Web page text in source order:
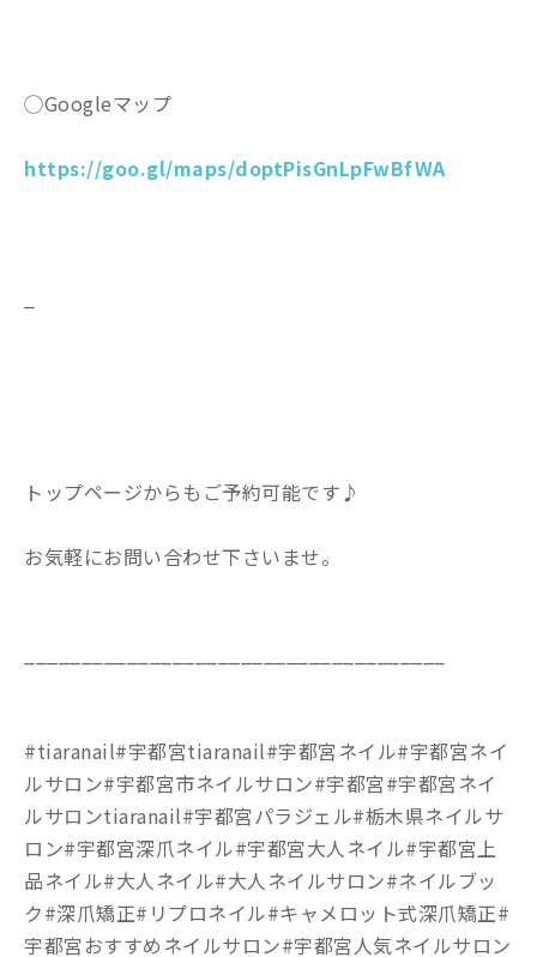
◯Googleマップ
https://goo.gl/maps/doptPisGnLpFwBfWA
トップページからもご予約可能です♪
お気軽にお問い合わせ下さいませ。
#tiaranail#宇都宮tiaranail#宇都宮ネイル#宇都宮ネイ
ルサロン#宇都宮市ネイルサロン#宇都宮#宇都宮ネイ
ルサロンtiaranail#宇都宮パラジェル#栃木県ネイルサ
ロン#宇都宮深爪ネイル#宇都宮大人ネイル#宇都宮上
品ネイル#大人ネイル#大人ネイルサロン#ネイルブッ
ク#深爪矯正#リプロネイル#キャメロット式深爪矯正#
宇都宮おすすめネイルサロン#宇都宮人気ネイルサロン